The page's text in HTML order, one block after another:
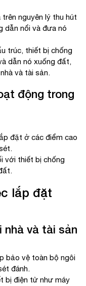
nguyên lý thu hút
dẫn nổi và đưa nó
trúc, thiết bị chống
dẫn nó xuống đất,
và tài sản.
động trong
đặt ở các điểm cao
thiết bị chống
lắp đặt
nhà và tài sản
bảo vệ toàn bộ ngôi
đánh.
bị điện tử như máy